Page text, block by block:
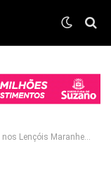
e deixa dois mortos